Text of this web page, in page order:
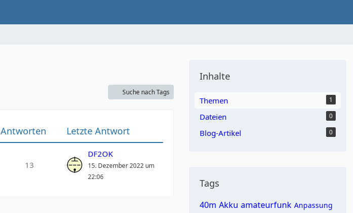
Suche nach Tags
Antworten
Letzte Antwort
13
DF2OK
15. Dezember 2022 um
22:06
Inhalte
Themen 1
Dateien 0
Blog-Artikel 0
Tags
40m Akku amateurfunk Anpassung